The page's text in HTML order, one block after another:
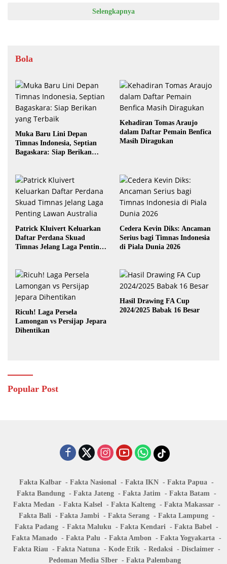
Selengkapnya
Bola
Muka Baru Lini Depan
Timnas Indonesia, Septian
Bagaskara: Siap Berikan
Kehadiran Tomas Araujo
dalam Daftar Pemain Benfica
Masih Diragukan
Patrick Kluivert Keluarkan
Daftar Perdana Skuad
Timnas Jelang Laga Penting
Cedera Kevin Diks: Ancaman
Serius bagi Timnas Indonesia
di Piala Dunia 2026
Ricuh! Laga Persela
Lamongan vs Persijap Jepara
Dihentikan
Hasil Drawing FA Cup
2024/2025 Babak 16 Besar
Popular Post
Fakta Kalbar Fakta Nasional Fakta IKN
Fakta Papua
Fakta Bandung
Fakta Jateng Fakta Jatim
Fakta Batam
Fakta Medan
Fakta Kalsel Fakta Kalteng
Fakta Makassar
Fakta Bali
Fakta Jambi Fakta Serang
Fakta Lampung
Fakta Padang
Fakta Maluku Fakta Kendari
Fakta Babel
Fakta Manado
Fakta Palu Fakta Ambon
Fakta Yogyakarta
Fakta Riau
Fakta Natuna Kode Etik Redaksi
Disclaimer
Pedoman Media SIber
Fakta Palembang